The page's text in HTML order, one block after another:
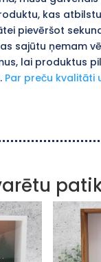
kas
pievēršot
sajūtu ņemam
lai produktus
Par preču kvalitāti